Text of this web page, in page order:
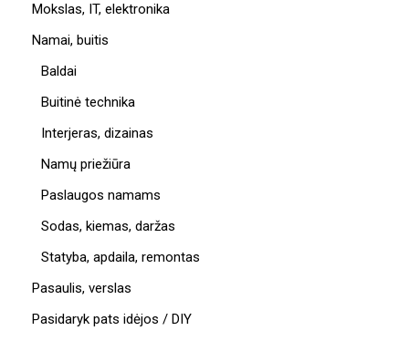
Mokslas, IT, elektronika
Namai, buitis
Baldai
Buitinė technika
Interjeras, dizainas
Namų priežiūra
Paslaugos namams
Sodas, kiemas, daržas
Statyba, apdaila, remontas
Pasaulis, verslas
Pasidaryk pats idėjos / DIY